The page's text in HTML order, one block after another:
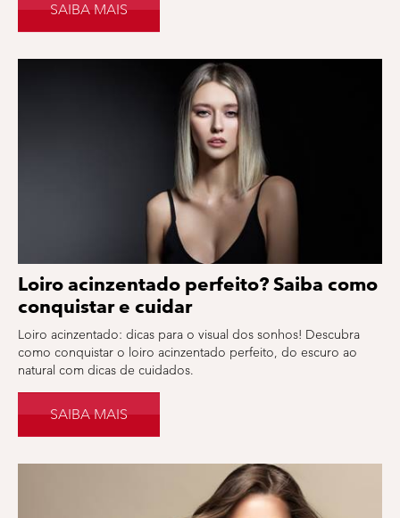
SAIBA MAIS
Loiro acinzentado perfeito? Saiba como
conquistar e cuidar
Loiro acinzentado: dicas para o visual dos sonhos! Descubra
como conquistar o loiro acinzentado perfeito, do escuro ao
natural com dicas de cuidados.
SAIBA MAIS